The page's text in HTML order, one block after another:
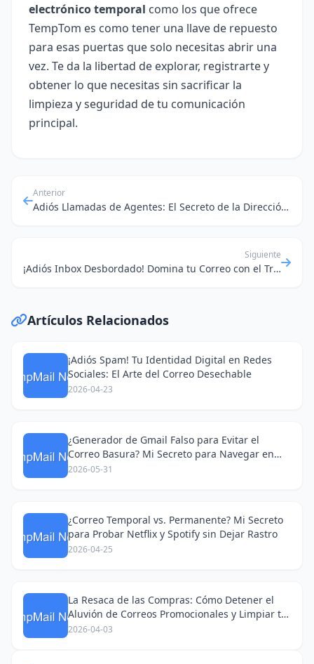
electrónico temporal como los que ofrece
TempTom es como tener una llave de repuesto
para esas puertas que solo necesitas abrir una
vez. Te da la libertad de explorar, registrarte y
obtener lo que necesitas sin sacrificar la
limpieza y seguridad de tu comunicación
principal.
Anterior
Adiós Llamadas de Agentes: El Secreto de la Dirección de Correo Temporal para tu Búsqueda de Piso
Siguiente
¡Adiós Inbox Desbordado! Domina tu Correo con el Truco del Correo Temporal Anónimo
Artículos Relacionados
¡Adiós Spam! Tu Identidad Digital en Redes
Sociales: El Arte del Correo Desechable
2026-04-23
¿Generador de Gmail Falso para Evitar el
Correo Basura? Mi Secreto para Navegar en
Redes Sociales
2026-05-31
¿Correo Temporal vs. Permanente? Mi Secreto
para Probar Netflix y Spotify sin Dejar Rastro
2026-04-25
La Resaca de las Compras: Cómo Detener el
Aluvión de Correos Promocionales y Limpiar tu
Bandeja de Entrada
2026-04-03